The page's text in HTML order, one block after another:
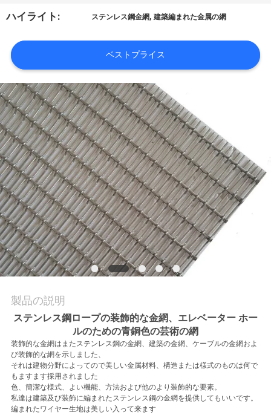
工
見
学
品
質
管
理
お
問
合
わ
せ
ニ
ハイライト: ステンレス鋼金網,建築編まれた金属の網
ベストプライス
製品の説明
ステンレス鋼ロープの装飾的な金網、エレベーター ホー
ルのための青銅色の芸術の網
装飾的な金網は またステンレス鋼の金網、建築の金網、ケーブルの金網およ
び装飾的な網を示しました、
それは建物分野によってので美しい金属材料、構造または様式のものは何で
もますます採用されました
色、簡潔な様式、よい機能、方法および他のより装飾的な要素。
私達は建築及び装飾に編まれたステンレス鋼の金網を提供してもいいです。
編まれたワイヤー生地は美しい入って来ます